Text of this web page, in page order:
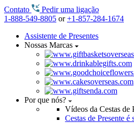
Contato
Pedir uma ligação
1-888-549-8805 or+1-857-284-1674
Assistente de Presentes
Nossas Marcas
Por que nós?
Vídeos da Cestas de
Cestas de Presente é